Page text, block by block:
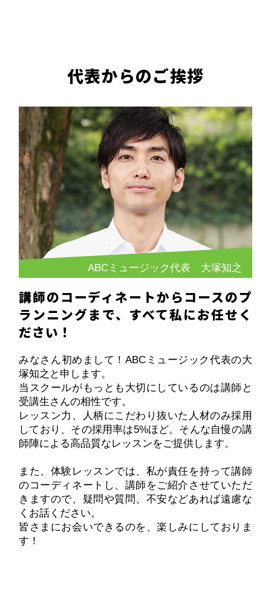
代表からのご挨拶
ABCミュージック代表 大塚知之
講師のコーディネートからコースのプ
ランニングまで、すべて私にお任せく
ださい！
みなさん初めまして！ABCミュージック代表の大
塚知之と申します。
当スクールがもっとも大切にしているのは講師と
受講生さんの相性です。
レッスン力、人柄にこだわり抜いた人材のみ採用
しており、その採用率は5%ほど。そんな自慢の講
師陣による高品質なレッスンをご提供します。
また、体験レッスンでは、私が責任を持って講師
のコーディネートし、講師をご紹介させていただ
きますので、疑問や質問、不安などあれば遠慮な
くお話ください。
皆さまにお会いできるのを、楽しみにしておりま
す！